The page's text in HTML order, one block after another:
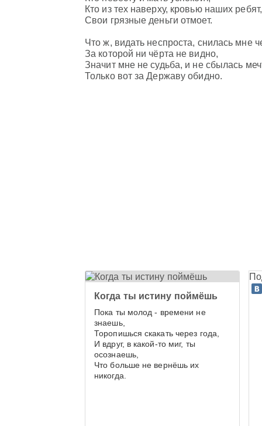
Кто из тех наверху, кровью наших ребят,
Свои грязные деньги отмоет.
Что ж, видать неспроста, снилась мне
За которой ни чёрта не видно,
Значит мне не судьба, и не сбылась
Только вот за Державу обидно.
Когда ты истину поймёшь
Пока ты молод - времени не
знаешь,
Торопишься скакать через года,
И вдруг, в какой-то миг, ты
осознаешь,
Что больше не вернёшь их
никогда.